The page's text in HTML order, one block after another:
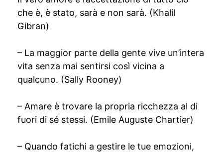
che è, è stato, sarà e non sarà. (Khalil
Gibran)
– La maggior parte della gente vive un’intera
vita senza mai sentirsi così vicina a
qualcuno. (Sally Rooney)
– Amare è trovare la propria ricchezza al di
fuori di sé stessi. (Emile Auguste Chartier)
– Quando fatichi a gestire le tue emozioni,